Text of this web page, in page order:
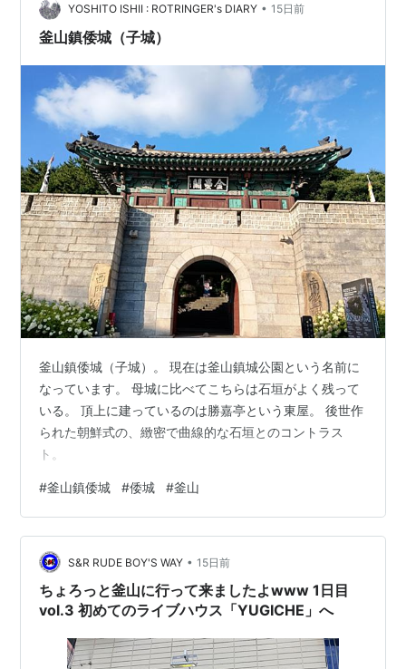
韓の目的のバンド、完全復活した「SIDECAR」！！
SIDECARはもう1枚いっとけwww みん…
YOSHITO ISHII : ROTRINGER's DIARY • 15日前
釜山鎮倭城（子城）
釜山鎮倭城（子城）。 現在は釜山鎮城公園という名前に
なっています。 母城に比べてこちらは石垣がよく残って
いる。 頂上に建っているのは勝嘉亭という東屋。 後世作
られた朝鮮式の、緻密で曲線的な石垣とのコントラス
ト。
#釜山鎮倭城 #倭城 #釜山
S&R RUDE BOY'S WAY • 15日前
ちょろっと釜山に行って来ましたよwww 1日目
vol.3 初めてのライブハウス「YUGICHE」へ